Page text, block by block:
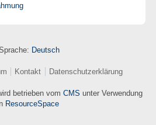
Deutsch
Kontakt Datenschutzerklärung
betrieben vom CMS unter Verwendung
ResourceSpace